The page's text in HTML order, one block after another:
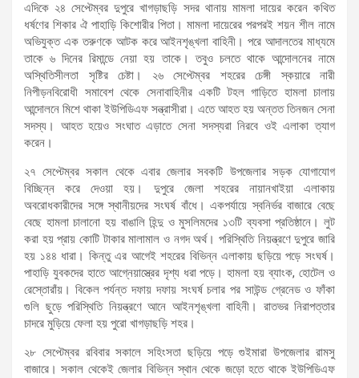
এদিকে ২৪ সেপ্টেম্বর দুপুরে খাগড়াছড়ি সদর থানায় মামলা দায়ের করেন কথিত
ধর্ষণের শিকার ঐ পাহাড়ি কিশোরীর পিতা। মামলা দায়েরের পরপরই শয়ন শীল নামে
অভিযুক্ত এক তরুণকে আটক করে আইনশৃঙ্খলা বাহিনী। পরে আদালতের মাধ্যমে
তাকে ৬ দিনের রিমান্ডে নেয়া হয় তাকে। তবুও চলতে থাকে আন্দোলনের নামে
অস্থিতিসীলতা সৃষ্টির চেষ্টা। ২৬ সেপ্টেম্বর শহরের চেঙ্গী স্কয়ারে নারী
নিপীড়নবিরোধী সমাবেশ থেকে সেনাবাহিনীর একটি টহল গাড়িতে হামলা চালায়
আন্দোলনে মিশে থাকা ইউপিডিএফ সন্ত্রাসীরা। এতে আহত হয় অন্তত তিনজন সেনা
সদস্য। আহত হয়েও সংঘাত এড়াতে সেনা সদস্যরা নিরবে ওই এলাকা ত্যাগ
করেন।
২৭ সেপ্টেম্বর সকাল থেকে এবার জেলার সবকটি উপজেলার সড়ক যোগাযোগ
বিচ্ছিন্ন করে দেওয়া হয়। দুপুরে জেলা শহরের নায়ানখাইয়া এলাকায়
অবরোধকারীদের সঙ্গে স্থানীয়দের সংঘর্ষ বাঁধে। একপর্যায়ে স্বনির্ভর বাজারে বেছে
বেছে হামলা চালানো হয় বাঙালি হিন্দু ও মুসলিমদের ১৩টি ব্যবসা প্রতিষ্ঠানে। লুট
করা হয় প্রায় কোটি টাকার মালামাল ও নগদ অর্থ। পরিস্থিতি নিয়ন্ত্রণে দুপুরে জারি
হয় ১৪৪ ধারা। কিন্তু এর আগেই শহরের বিভিন্ন এলাকায় ছড়িয়ে পড়ে সংঘর্ষ।
পাহাড়ি যুবকদের হাতে আগ্নেয়াস্ত্রের দৃশ্য ধরা পড়ে। হামলা হয় ব্যাংক, হোটেল ও
রেস্তোরাঁয়। বিকেল পর্যন্ত দফায় দফায় সংঘর্ষ চলার পর সাউন্ড গ্রেনেড ও ফাঁকা
গুলি ছুড়ে পরিস্থিতি নিয়ন্ত্রণে আনে আইনশৃঙ্খলা বাহিনী। রাতভর নিরাপত্তার
চাদরে মুড়িয়ে ফেলা হয় পুরো খাগড়াছড়ি শহর।
২৮ সেপ্টেম্বর রবিবার সকালে সহিংসতা ছড়িয়ে পড়ে গুইমারা উপজেলার রামসু
বাজারে। সকাল থেকেই জেলার বিভিন্ন স্থান থেকে জড়ো হতে থাকে ইউপিডিএফ